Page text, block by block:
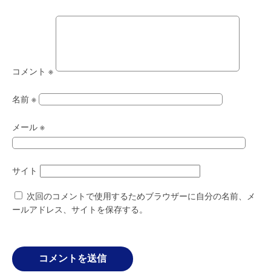
コメント ※
名前 ※
メール ※
サイト
次回のコメントで使用するためブラウザーに自分の名前、メ
ールアドレス、サイトを保存する。